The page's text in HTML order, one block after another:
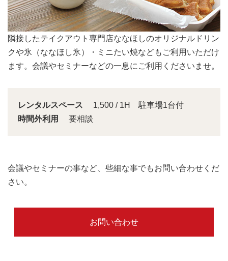
会議スペースは大きな窓から明るい日差しが入り込みま
す。
レンタルスペース
1,500 / 1H 駐車場1台付
時間外利用
要相談
会議やセミナーの事など、些細な事でもお問い合わせくだ
さい。
お問い合わせ